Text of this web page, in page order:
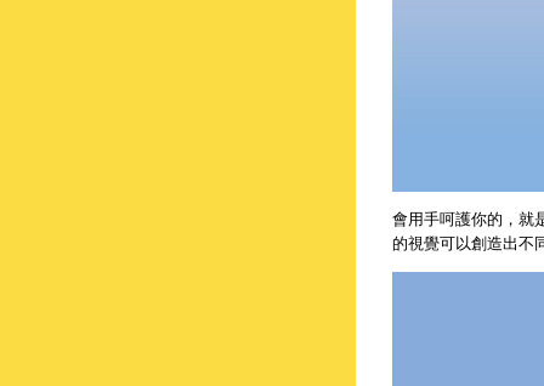
會用手呵護你的，就
的視覺可以創造出不